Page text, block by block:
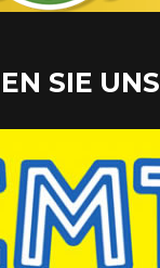
SIE UNS